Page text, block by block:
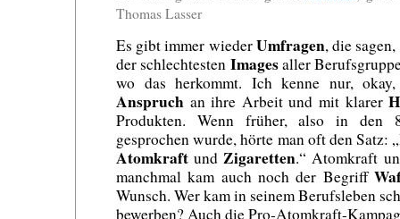
Thomas Lasser
Es gibt immer wiederUmfragen, die
der schlechtesten Imagesaller
wo das herkommt. Ich kenne nur,
Anspruch an ihre Arbeit und mit klarer
Produkten. Wenn früher, also in den
gesprochen wurde, hörte man oft den Satz:
Atomkraft undZigaretten.“ Atomkraft
manchmal kam auch noch der Begriff
Wunsch. Wer kam in seinem Berufsleben
bewerben? Auch die Pro-Atomkraft-